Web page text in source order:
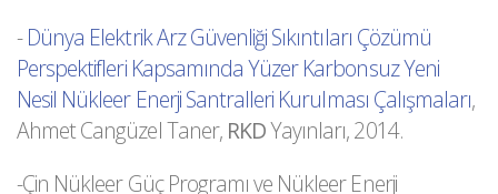
-Dünya Elektrik Arz Güvenliği Sıkıntıları Çözümü
Perspektifleri Kapsamında Yüzer Karbonsuz Yeni
Nesil Nükleer Enerji Santralleri Kurulması Çalışmaları,
Ahmet Cangüzel Taner, RKDYayınları, 2014.
-Çin Nükleer Güç Programı ve Nükleer Enerji